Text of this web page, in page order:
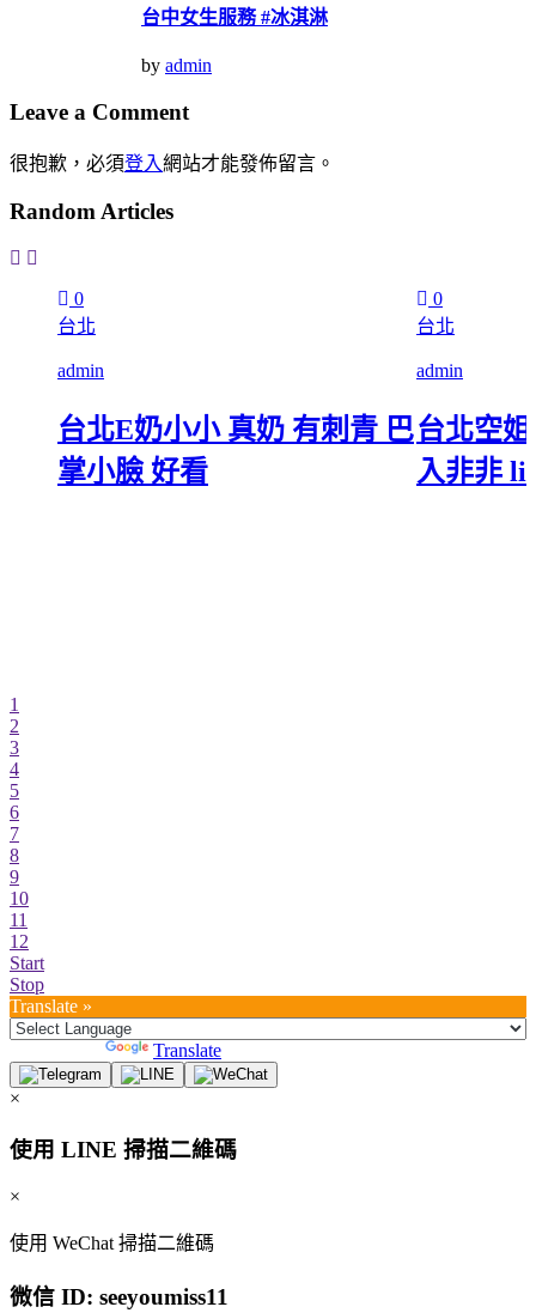
台中女生服務 #冰淇淋
by admin
Leave a Comment
很抱歉，必須登入網站才能發佈留言。
Random Articles
0
台北
admin
台北E奶小小 真奶 有刺青 巴
掌小臉 好看
0
台北
admin
台北空
入非非
1
2
3
4
5
6
7
8
9
10
11
12
Start
Stop
Translate »
Translate
×
使用 LINE 掃描二維碼
×
使用 WeChat 掃描二維碼
微信 ID: seeyoumiss11